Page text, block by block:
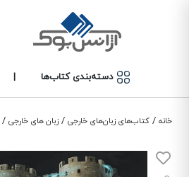
دسته‌بندی کتاب‌ها |
خانه / کتاب‌های زبان‌های خارجی / زبان های خارجی /